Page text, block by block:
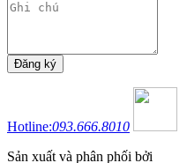
Hotline:093.666.8010
Sản xuất và phân phối bởi